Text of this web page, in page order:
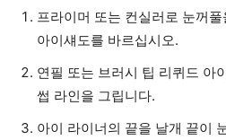
프라이머 또는 컨실러로 눈꺼
아이섀도를 바르십시오.
연필 또는 브러시 팁 리퀴드 아
썹 라인을 그립니다.
아이 라이너의 끝을 날개 끝이